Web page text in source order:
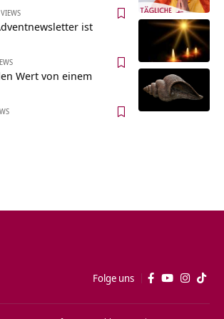
ist
Wert von einem
Folge uns